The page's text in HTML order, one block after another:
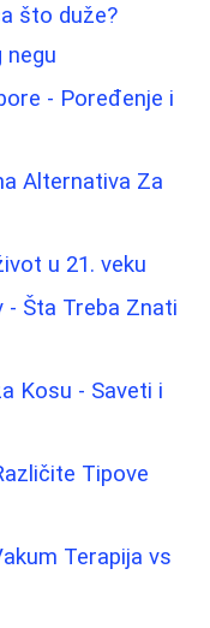
što duže?
negu
- Poređenje i
Alternativa Za
u 21. veku
- Šta Treba Znati
Kosu - Saveti i
Tipove
Terapija vs